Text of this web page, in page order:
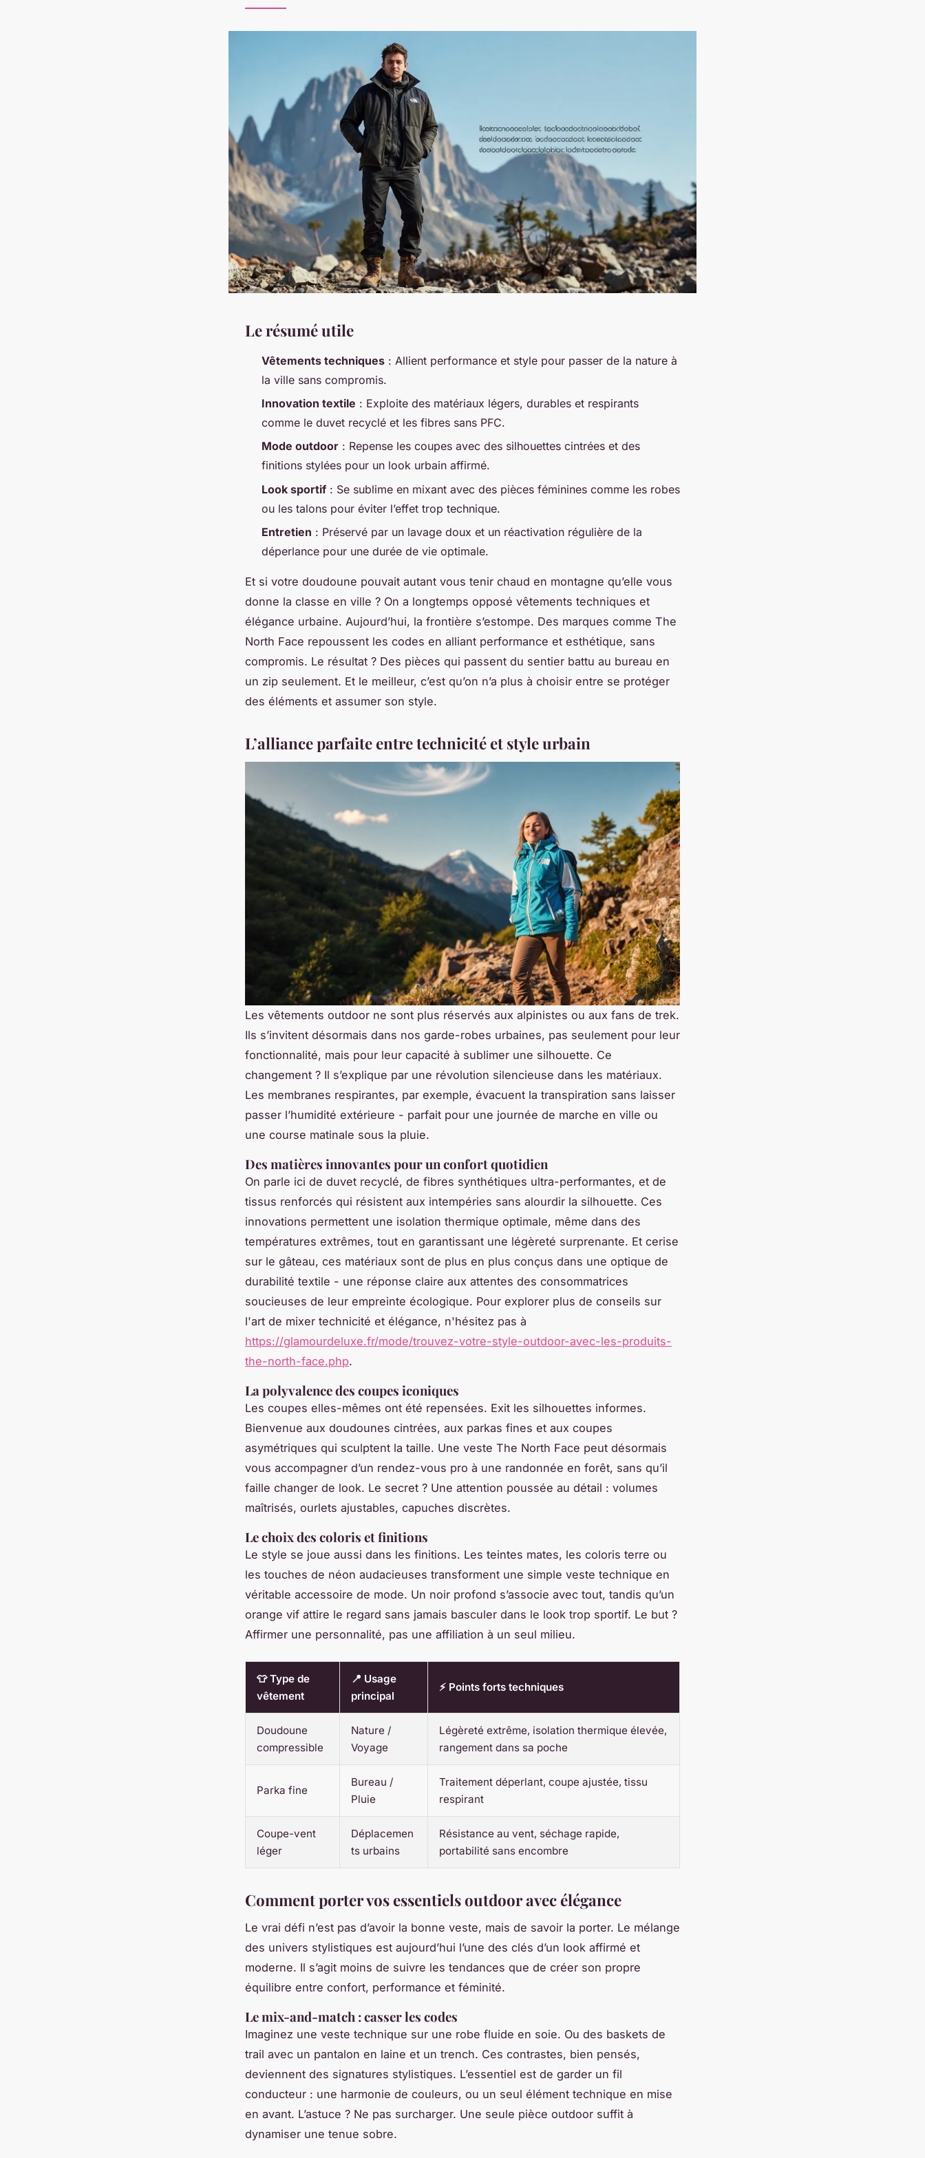
Le résumé utile
Vêtements techniques : Allient performance et style pour passer de la nature à
la ville sans compromis.
Innovation textile : Exploite des matériaux légers, durables et respirants
comme le duvet recyclé et les fibres sans PFC.
Mode outdoor : Repense les coupes avec des silhouettes cintrées et des
finitions stylées pour un look urbain affirmé.
Look sportif : Se sublime en mixant avec des pièces féminines comme les robes
ou les talons pour éviter l’effet trop technique.
Entretien : Préservé par un lavage doux et un réactivation régulière de la
déperlance pour une durée de vie optimale.
Et si votre doudoune pouvait autant vous tenir chaud en montagne qu’elle vous
donne la classe en ville ? On a longtemps opposé vêtements techniques et
élégance urbaine. Aujourd’hui, la frontière s’estompe. Des marques comme The
North Face repoussent les codes en alliant performance et esthétique, sans
compromis. Le résultat ? Des pièces qui passent du sentier battu au bureau en
un zip seulement. Et le meilleur, c’est qu’on n’a plus à choisir entre se protéger
des éléments et assumer son style.
L’alliance parfaite entre technicité et style urbain
Les vêtements outdoor ne sont plus réservés aux alpinistes ou aux fans de trek.
Ils s’invitent désormais dans nos garde-robes urbaines, pas seulement pour leur
fonctionnalité, mais pour leur capacité à sublimer une silhouette. Ce
changement ? Il s’explique par une révolution silencieuse dans les matériaux.
Les membranes respirantes, par exemple, évacuent la transpiration sans laisser
passer l’humidité extérieure - parfait pour une journée de marche en ville ou
une course matinale sous la pluie.
Des matières innovantes pour un confort quotidien
On parle ici de duvet recyclé, de fibres synthétiques ultra-performantes, et de
tissus renforcés qui résistent aux intempéries sans alourdir la silhouette. Ces
innovations permettent une isolation thermique optimale, même dans des
températures extrêmes, tout en garantissant une légèreté surprenante. Et cerise
sur le gâteau, ces matériaux sont de plus en plus conçus dans une optique de
durabilité textile - une réponse claire aux attentes des consommatrices
soucieuses de leur empreinte écologique. Pour explorer plus de conseils sur
l'art de mixer technicité et élégance, n'hésitez pas à
https://glamourdeluxe.fr/mode/trouvez-votre-style-outdoor-avec-les-produits-
the-north-face.php.
La polyvalence des coupes iconiques
Les coupes elles-mêmes ont été repensées. Exit les silhouettes informes.
Bienvenue aux doudounes cintrées, aux parkas fines et aux coupes
asymétriques qui sculptent la taille. Une veste The North Face peut désormais
vous accompagner d’un rendez-vous pro à une randonnée en forêt, sans qu’il
faille changer de look. Le secret ? Une attention poussée au détail : volumes
maîtrisés, ourlets ajustables, capuches discrètes.
Le choix des coloris et finitions
Le style se joue aussi dans les finitions. Les teintes mates, les coloris terre ou
les touches de néon audacieuses transforment une simple veste technique en
véritable accessoire de mode. Un noir profond s’associe avec tout, tandis qu’un
orange vif attire le regard sans jamais basculer dans le look trop sportif. Le but ?
Affirmer une personnalité, pas une affiliation à un seul milieu.
👕 Type de
vêtement
📍 Usage
principal
⚡ Points forts techniques
Doudoune
compressible
Nature /
Voyage
Légèreté extrême, isolation thermique élevée,
rangement dans sa poche
Parka fine
Bureau /
Pluie
Traitement déperlant, coupe ajustée, tissu
respirant
Coupe-vent
léger
Déplacemen
ts urbains
Résistance au vent, séchage rapide,
portabilité sans encombre
Comment porter vos essentiels outdoor avec élégance
Le vrai défi n’est pas d’avoir la bonne veste, mais de savoir la porter. Le mélange
des univers stylistiques est aujourd’hui l’une des clés d’un look affirmé et
moderne. Il s’agit moins de suivre les tendances que de créer son propre
équilibre entre confort, performance et féminité.
Le mix-and-match : casser les codes
Imaginez une veste technique sur une robe fluide en soie. Ou des baskets de
trail avec un pantalon en laine et un trench. Ces contrastes, bien pensés,
deviennent des signatures stylistiques. L’essentiel est de garder un fil
conducteur : une harmonie de couleurs, ou un seul élément technique en mise
en avant. L’astuce ? Ne pas surcharger. Une seule pièce outdoor suffit à
dynamiser une tenue sobre.